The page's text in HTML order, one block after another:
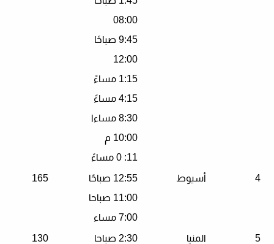
08:00
9:45 صباحًا
12:00
1:15 مساءً
4:15 مساءً
8:30 مساءا
10:00 م
11: 0 مساءً
4 أسيوط
12:55 صباحًا
11:00 صباحا
7:00 مساء
165
5 المنيا
2:30 صباحا
130